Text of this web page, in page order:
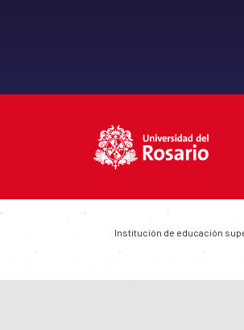
Institución de educación